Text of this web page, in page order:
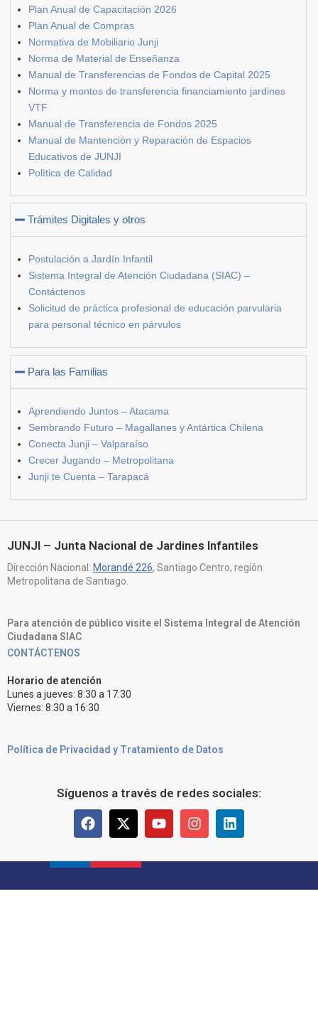
Plan Anual de Capacitación 2026
Plan Anual de Compras
Normativa de Mobiliario Junji
Norma de Material de Enseñanza
Manual de Transferencias de Fondos de Capital 2025
Norma y montos de transferencia financiamiento jardines
VTF
Manual de Transferencia de Fondos 2025
Manual de Mantención y Reparación de Espacios
Educativos de JUNJI
Política de Calidad
Trámites Digitales y otros
Postulación a Jardín Infantil
Sistema Integral de Atención Ciudadana (SIAC) –
Contáctenos
Solicitud de práctica profesional de educación parvularia
para personal técnico en párvulos
Para las Familias
Aprendiendo Juntos – Atacama
Sembrando Futuro – Magallanes y Antártica Chilena
Conecta Junji – Valparaíso
Crecer Jugando – Metropolitana
Junji te Cuenta – Tarapacá
JUNJI – Junta Nacional de Jardines Infantiles
Dirección Nacional: Morandé 226, Santiago Centro, región
Metropolitana de Santiago.
Para atención de público visite el Sistema Integral de Atención
Ciudadana SIAC
CONTÁCTENOS
Horario de atención
Lunes a jueves: 8:30 a 17:30
Viernes: 8:30 a 16:30
Política de Privacidad y Tratamiento de Datos
Síguenos a través de redes sociales: